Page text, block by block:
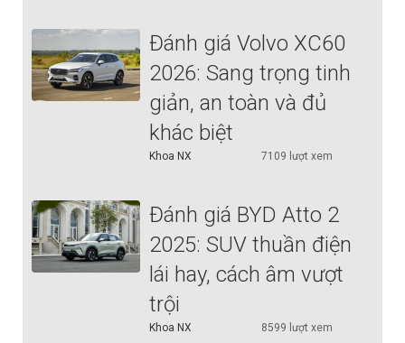
Đánh giá Volvo XC60
2026: Sang trọng tinh
giản, an toàn và đủ
khác biệt
Khoa NX 7109 lượt xem
Đánh giá BYD Atto 2
2025: SUV thuần điện
lái hay, cách âm vượt
trội
Khoa NX 8599 lượt xem